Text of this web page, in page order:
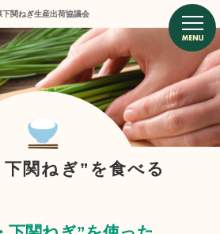
関ねぎ生産出荷協議会
関ねぎ”を食べる